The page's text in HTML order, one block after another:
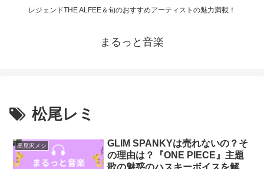
レジェンドTHE ALFEE＆旬のおすすめアーティストの魅力満載！
まるっと音楽
松尾レミ
高見沢メシ
GLIM SPANKYは売れないの？そ
の理由は？『ONE PIECE』主題
歌の魅惑のハスキーボイスを解